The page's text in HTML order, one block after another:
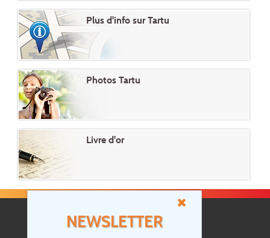
NEWSLETTER
Plus d'info sur Tartu
Photos Tartu
Livre d'or